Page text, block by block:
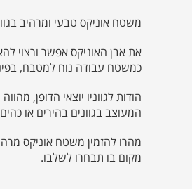
משטח אוניקס טבעי ומרהיב
את אבן האוניקס אפשר ורצוי
כמשטח עבודה נוח למטבח,
הודות לגווניו יוצאי הדופן,
המעוצב בגוונים בהירים או
מקום בו תבחרו לשלבו.